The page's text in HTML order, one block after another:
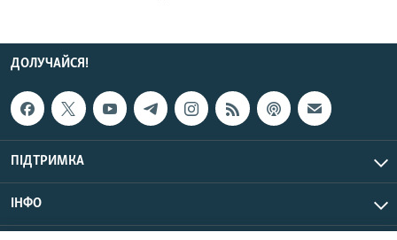
ДОЛУЧАЙСЯ!
ПІДТРИМКА
ІНФО